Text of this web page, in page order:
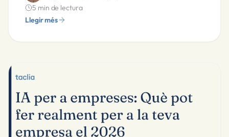
d'administració cada setmana.
5 min de lectura
Llegir més